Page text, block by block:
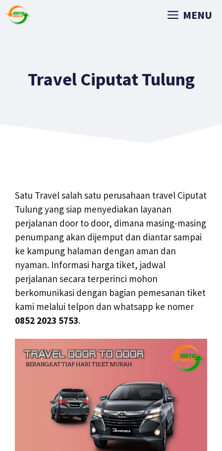
MENU
Travel Ciputat Tulung
Satu Travel salah satu perusahaan travel Ciputat
Tulung yang siap menyediakan layanan
perjalanan door to door, dimana masing-masing
penumpang akan dijemput dan diantar sampai
ke kampung halaman dengan aman dan
nyaman. Informasi harga tiket, jadwal
perjalanan secara terperinci mohon
berkomunikasi dengan bagian pemesanan tiket
kami melalui telpon dan whatsapp ke nomer
0852 2023 5753.